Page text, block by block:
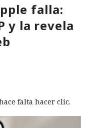
falla:
y la revela
falta hacer clic.